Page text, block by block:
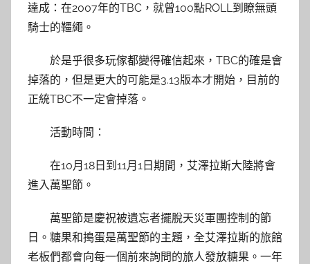
達成：在2007年的TBC，就曾100點ROLL到瞭無頭
騎士的韁繩。
於是乎很多玩傢都變得確信起來，TBC的確是會
掉落的，但是更大的可能是3.13版本才開始，目前的
正統TBC不一定會掉落。
活動時間：
在10月18日到11月1日期間，艾澤拉斯大陸將會
進入萬聖節。
萬聖節是慶祝被遺忘者擺脫天災軍團控制的節
日。糖果和搗蛋是萬聖節的主題，全艾澤拉斯的旅館
老板們都會向每一個前來詢問的旅人發放糖果。一年